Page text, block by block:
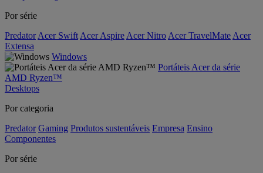
Por série
Predator Acer Swift Acer Aspire Acer Nitro Acer TravelMate Acer
Extensa
Windows
Portáteis Acer da série
AMD Ryzen™
Desktops
Por categoria
Predator Gaming Produtos sustentáveis Empresa Ensino
Componentes
Por série